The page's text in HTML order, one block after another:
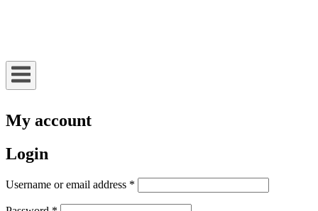
My account
Login
Username or email address *